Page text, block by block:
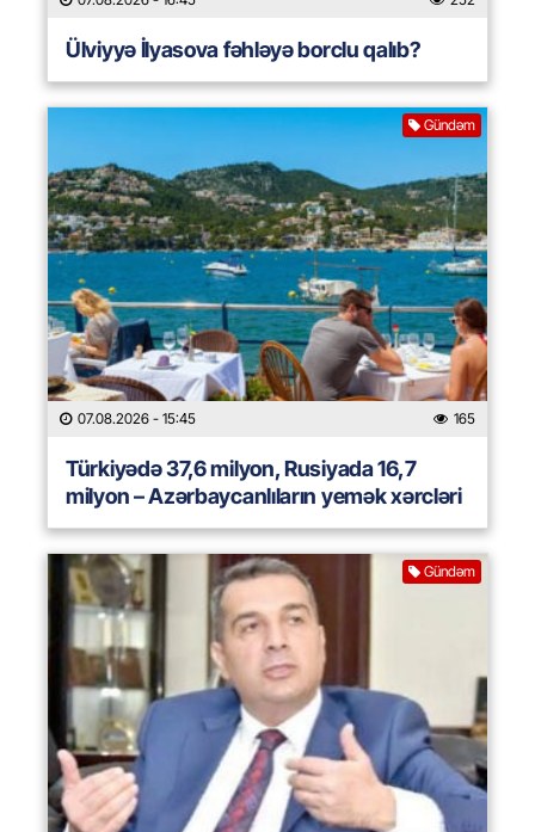
Ülviyyə İlyasova fəhləyə borclu qalıb?
Gündəm
07.08.2026 - 15:45 165
Türkiyədə 37,6 milyon, Rusiyada 16,7
milyon – Azərbaycanlıların yemək xərcləri
Gündəm